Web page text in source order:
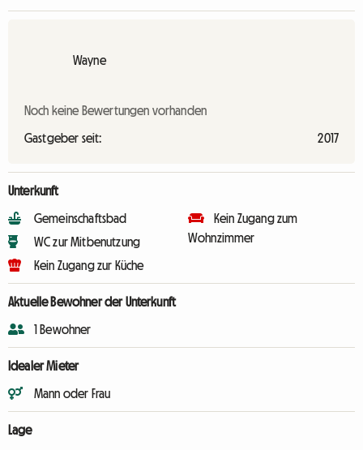
Wayne
Noch keine Bewertungen vorhanden
Gastgeber seit: 2017
Unterkunft
Gemeinschaftsbad
WC zur Mitbenutzung
Kein Zugang zur Küche
Kein Zugang zum
Wohnzimmer
Aktuelle Bewohner der Unterkunft
1 Bewohner
Idealer Mieter
Mann oder Frau
Lage